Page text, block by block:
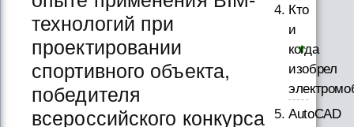
технологий при
проектировании
спортивного объекта,
победителя
всероссийского конкурса
Кто
и
когда
изобрел
AutoCAD